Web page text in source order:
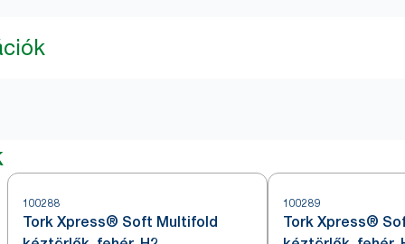
100288
Tork Xpress® Soft Multifold
100289
Tork Xpress®